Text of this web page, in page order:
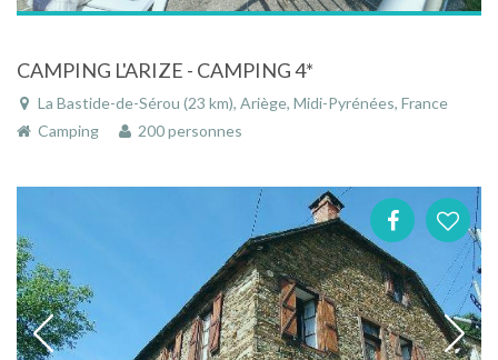
CAMPING L'ARIZE - CAMPING 4*
La Bastide-de-Sérou (23 km), Ariège, Midi-Pyrénées, France
Camping
200 personnes